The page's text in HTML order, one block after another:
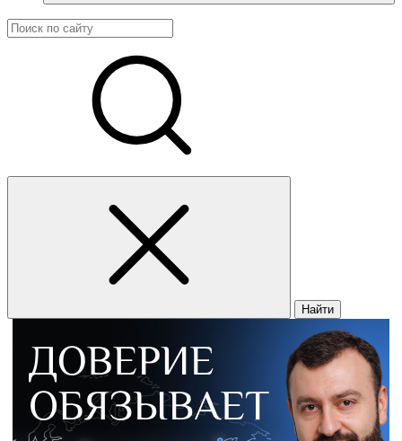
Найти